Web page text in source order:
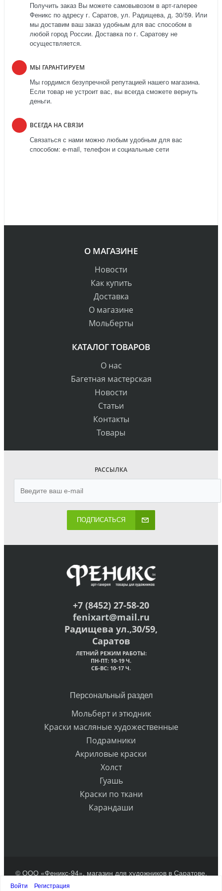
Получить заказ Вы можете самовывозом в арт-галерее
Феникс по адресу г. Саратов, ул. Радищева, д. 30/59. Или
мы доставим ваш заказ удобным для вас способом в
любой город России. Доставка по г. Саратову не
осуществляется.
МЫ ГАРАНТИРУЕМ
Мы гордимся безупречной репутацией нашего магазина.
Если товар не устроит вас, вы всегда сможете вернуть
деньги.
ВСЕГДА НА СВЯЗИ
Связаться с нами можно любым удобным для вас
способом: e-mail, телефон и социальные сети
О МАГАЗИНЕ
Новости
Как купить
Доставка
О магазине
Мольберты
КАТАЛОГ ТОВАРОВ
О нас
Багетная мастерская
Новости
Статьи
Контакты
Товары
РАССЫЛКА
ПОДПИСАТЬСЯ
+7 (8452) 27-58-20
fenixart@mail.ru
Радищева ул.,30/59,
Саратов
ЛЕТНИЙ РЕЖИМ РАБОТЫ:
ПН-ПТ: 10-19 Ч.
СБ-ВС: 10-17 Ч.
Персональный раздел
Мольберт и этюдник
Краски масляные художественные
Подрамники
Акриловые краски
Холст
Гуашь
Краски по ткани
Карандаши
© ООО «Феникс-94», магазин для художников в Саратове.
Войти Регистрация